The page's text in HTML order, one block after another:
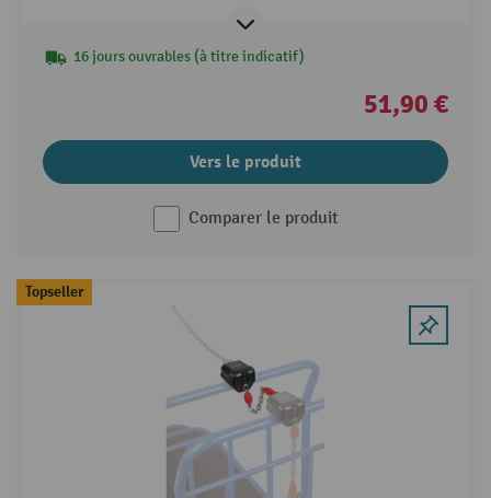
16 jours ouvrables (à titre indicatif)
51,90 €
Vers le produit
Comparer le produit
Topseller